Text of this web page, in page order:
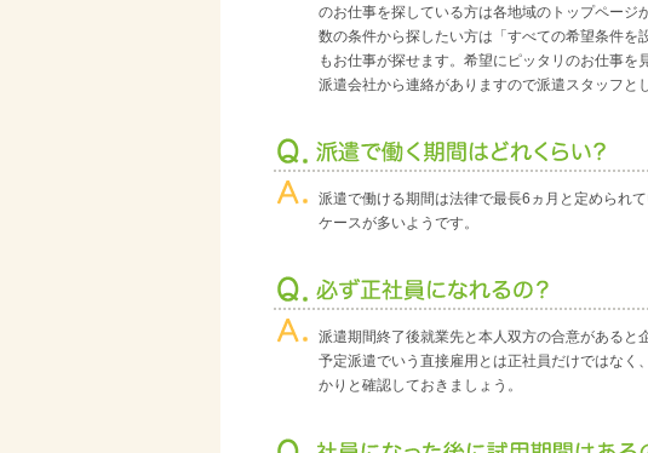
のお仕事を探している方は各地域のトップペー
数の条件から探したい方は「すべての希望条件を
もお仕事が探せます。希望にピッタリのお仕事
派遣会社から連絡がありますので派遣スタッフと
派遣で働ける期間は法律で最長6ヵ月と定められ
ケースが多いようです。
派遣期間終了後就業先と本人双方の合意がある
予定派遣でいう直接雇用とは正社員だけではなく
かりと確認しておきましょう。